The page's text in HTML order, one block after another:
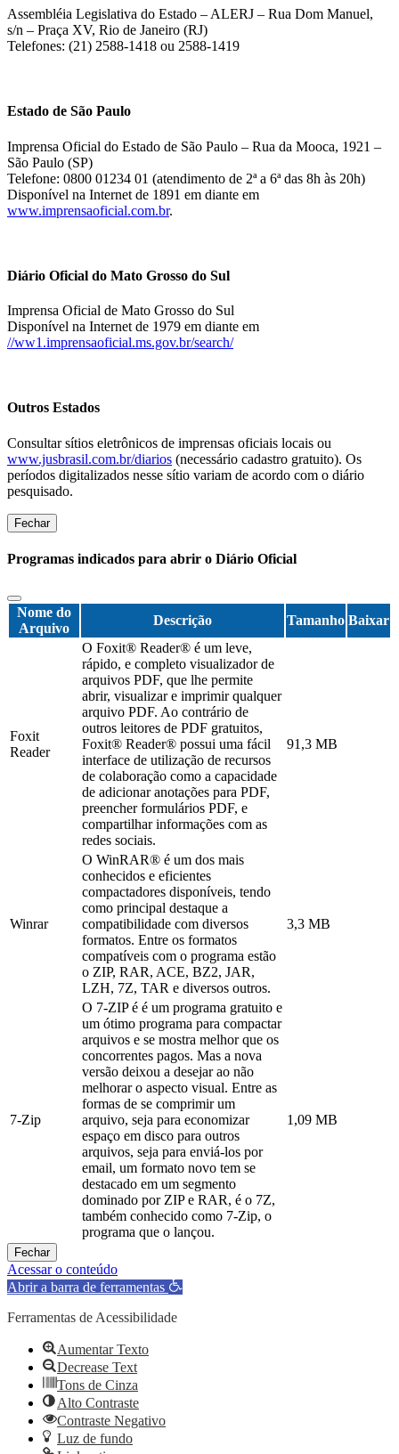
Assembléia Legislativa do Estado – ALERJ – Rua Dom Manuel,
s/n – Praça XV, Rio de Janeiro (RJ)
Telefones: (21) 2588-1418 ou 2588-1419
Estado de São Paulo
Imprensa Oficial do Estado de São Paulo – Rua da Mooca, 1921 –
São Paulo (SP)
Telefone: 0800 01234 01 (atendimento de 2ª a 6ª das 8h às 20h)
Disponível na Internet de 1891 em diante em
www.imprensaoficial.com.br.
Diário Oficial do Mato Grosso do Sul
Imprensa Oficial de Mato Grosso do Sul
Disponível na Internet de 1979 em diante em
//ww1.imprensaoficial.ms.gov.br/search/
Outros Estados
Consultar sítios eletrônicos de imprensas oficiais locais ou
www.jusbrasil.com.br/diarios (necessário cadastro gratuito). Os
períodos digitalizados nesse sítio variam de acordo com o diário
pesquisado.
Fechar
Programas indicados para abrir o Diário Oficial
Nome do
Arquivo
Descrição Tamanho Baixar
Foxit
Reader
O Foxit® Reader® é um leve,
rápido, e completo visualizador de
arquivos PDF, que lhe permite
abrir, visualizar e imprimir qualquer
arquivo PDF. Ao contrário de
outros leitores de PDF gratuitos,
Foxit® Reader® possui uma fácil
interface de utilização de recursos
de colaboração como a capacidade
de adicionar anotações para PDF,
preencher formulários PDF, e
compartilhar informações com as
redes sociais.
91,3 MB
Winrar
O WinRAR® é um dos mais
conhecidos e eficientes
compactadores disponíveis, tendo
como principal destaque a
compatibilidade com diversos
formatos. Entre os formatos
compatíveis com o programa estão
o ZIP, RAR, ACE, BZ2, JAR,
LZH, 7Z, TAR e diversos outros.
3,3 MB
7-Zip
O 7-ZIP é é um programa gratuito e
um ótimo programa para compactar
arquivos e se mostra melhor que os
concorrentes pagos. Mas a nova
versão deixou a desejar ao não
melhorar o aspecto visual. Entre as
formas de se comprimir um
arquivo, seja para economizar
espaço em disco para outros
arquivos, seja para enviá-los por
email, um formato novo tem se
destacado em um segmento
dominado por ZIP e RAR, é o 7Z,
também conhecido como 7-Zip, o
programa que o lançou.
1,09 MB
Fechar
Acessar o conteúdo
Abrir a barra de ferramentas
Ferramentas de Acessibilidade
Aumentar Texto
Decrease Text
Tons de Cinza
Alto Contraste
Contraste Negativo
Luz de fundo